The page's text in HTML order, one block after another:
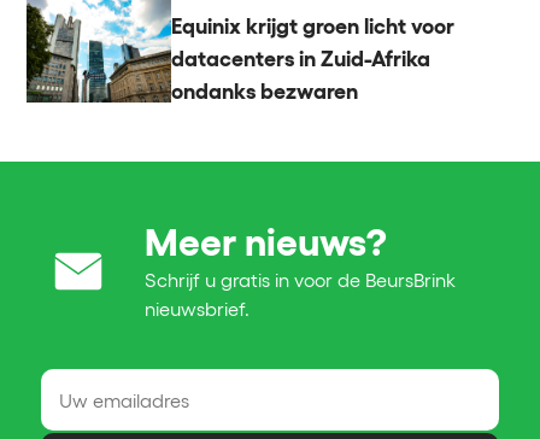
Equinix krijgt groen licht voor
datacenters in Zuid-Afrika
ondanks bezwaren
Meer nieuws?
Schrijf u gratis in voor de BeursBrink
nieuwsbrief.